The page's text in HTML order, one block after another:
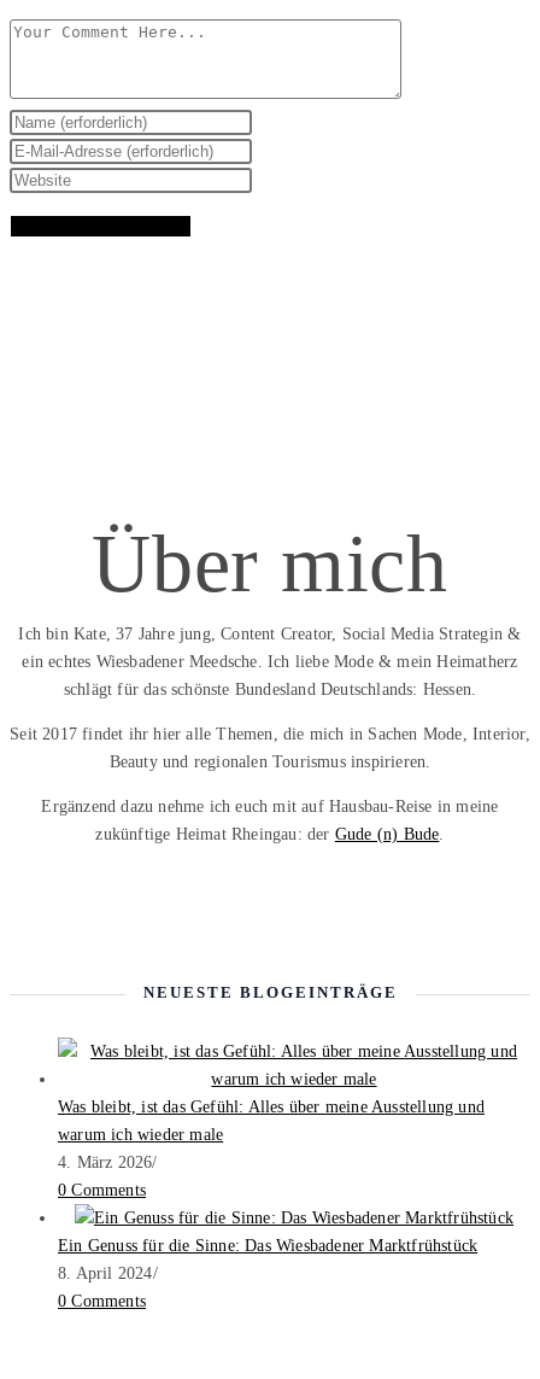
Über mich
Ich bin Kate, 37 Jahre jung, Content Creator, Social Media Strategin &
ein echtes Wiesbadener Meedsche. Ich liebe Mode & mein Heimatherz
schlägt für das schönste Bundesland Deutschlands: Hessen.
Seit 2017 findet ihr hier alle Themen, die mich in Sachen Mode, Interior,
Beauty und regionalen Tourismus inspirieren.
Ergänzend dazu nehme ich euch mit auf Hausbau-Reise in meine
zukünftige Heimat Rheingau: der Gude (n) Bude
NEUESTE BLOGEINTRÄGE
Was bleibt, ist das Gefühl: Alles über meine Ausstellung und
warum ich wieder male
4. März 2026/
0 Comments
Ein Genuss für die Sinne: Das Wiesbadener Marktfrühstück
8. April 2024/
0 Comments